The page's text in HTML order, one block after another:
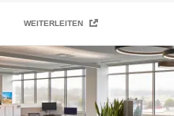
WEITERLEITEN